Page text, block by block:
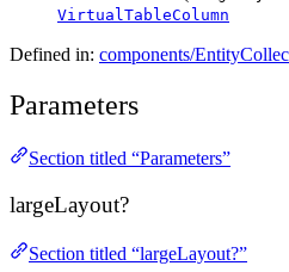
VirtualTableColumn
Defined in: components/
Parameters
Section titled “Parameters”
largeLayout?
Section titled “largeLayout?”